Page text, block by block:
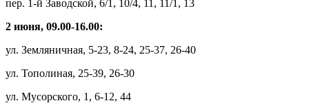
пер. 1-й Заводской, 6/1, 10/4, 11, 11/1, 13
2 июня, 09.00-16.00:
ул. Земляничная, 5-23, 8-24, 25-37, 26-40
ул. Тополиная, 25-39, 26-30
ул. Мусорского, 1, 6-12, 44